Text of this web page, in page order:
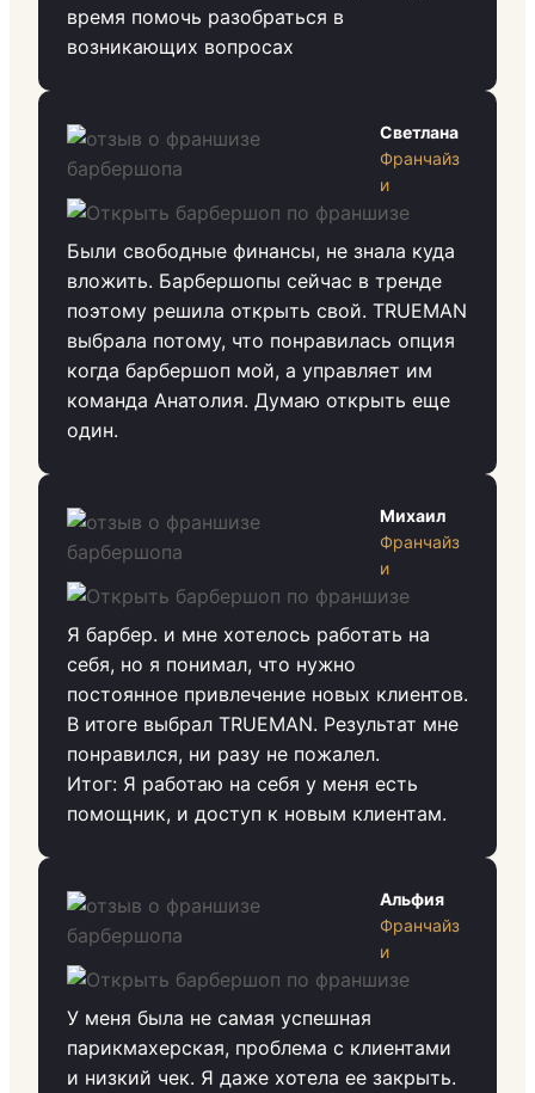
время помочь разобраться в
возникающих вопросах
Светлана
Франчайз
и
Были свободные финансы, не знала куда
вложить. Барбершопы сейчас в тренде
поэтому решила открыть свой. TRUEMAN
выбрала потому, что понравилась опция
когда барбершоп мой, а управляет им
команда Анатолия. Думаю открыть еще
один.
Михаил
Франчайз
и
Я барбер. и мне хотелось работать на
себя, но я понимал, что нужно
постоянное привлечение новых клиентов.
В итоге выбрал TRUEMAN. Результат мне
понравился, ни разу не пожалел.
Итог: Я работаю на себя у меня есть
помощник, и доступ к новым клиентам.
Альфия
Франчайз
и
У меня была не самая успешная
парикмахерская, проблема с клиентами
и низкий чек. Я даже хотела ее закрыть.